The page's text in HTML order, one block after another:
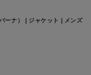
ーナ）
| ジャケット | メンズ